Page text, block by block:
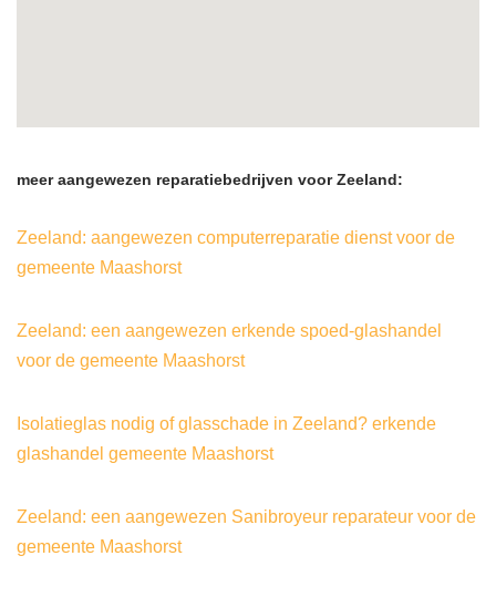
meer aangewezen reparatiebedrijven voor Zeeland:
Zeeland: aangewezen computerreparatie dienst voor de
gemeente Maashorst
Zeeland: een aangewezen erkende spoed-glashandel
voor de gemeente Maashorst
Isolatieglas nodig of glasschade in Zeeland? erkende
glashandel gemeente Maashorst
Zeeland: een aangewezen Sanibroyeur reparateur voor de
gemeente Maashorst